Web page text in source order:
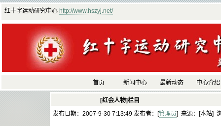
红十字运动研究中心 http://www.hszyj.net/
首页 新闻中心 最新动态 中心介绍
[红会人物]栏目
发布日期：2007-9-30 7:13:49 发布者：[管理员] 来源：[本站]